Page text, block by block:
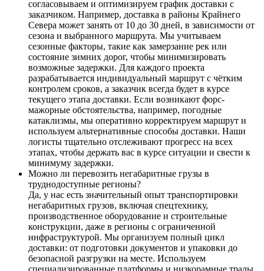
согласовываем и оптимизируем график доставки с
заказчиком. Например, доставка в районы Крайнего
Севера может занять от 10 до 30 дней, в зависимости от
сезона и выбранного маршрута. Мы учитываем
сезонные факторы, такие как замерзание рек или
состояние зимних дорог, чтобы минимизировать
возможные задержки. Для каждого проекта
разрабатывается индивидуальный маршрут с чётким
контролем сроков, а заказчик всегда будет в курсе
текущего этапа доставки. Если возникают форс-
мажорные обстоятельства, например, погодные
катаклизмы, мы оперативно корректируем маршрут и
используем альтернативные способы доставки. Наши
логисты тщательно отслеживают прогресс на всех
этапах, чтобы держать вас в курсе ситуации и свести к
минимуму задержки.
Можно ли перевозить негабаритные грузы в
труднодоступные регионы?
Да, у нас есть значительный опыт транспортировки
негабаритных грузов, включая спецтехнику,
производственное оборудование и строительные
конструкции, даже в регионы с ограниченной
инфраструктурой. Мы организуем полный цикл
доставки: от подготовки документов и упаковки до
безопасной разгрузки на месте. Используем